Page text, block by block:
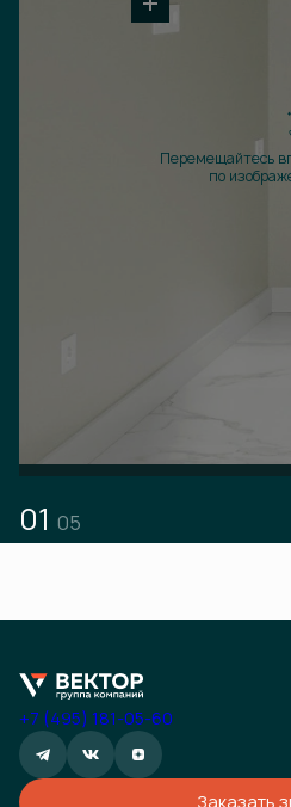
Перемещайтесь
по
01 05
+7 (495) 181-05-60
Заказать